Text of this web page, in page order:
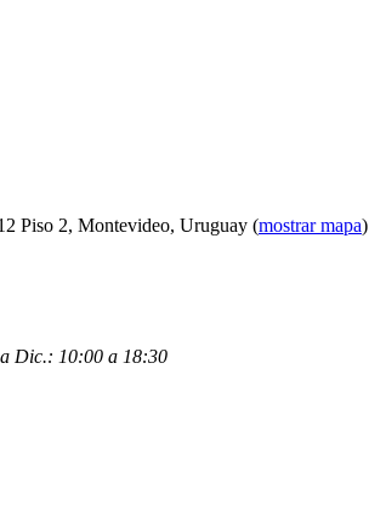
Piso 2, Montevideo, Uruguay (mostrar mapa)
Dic.: 10:00 a 18:30